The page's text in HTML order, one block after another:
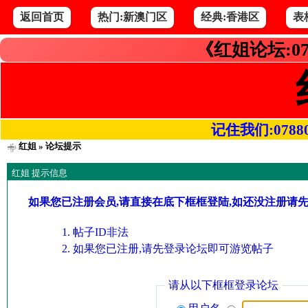
返回首页 热门:新澳门区 经典:香港区 表
《红姐论坛
记住我们
红姐» 论坛提示
红姐 提示信息
如果您已注册会员,请直接在底下框框登陆,如还没注册请
帖子ID非法
如果您已注册,请先登录论坛即可游览帖子
请从以下框框登录论坛